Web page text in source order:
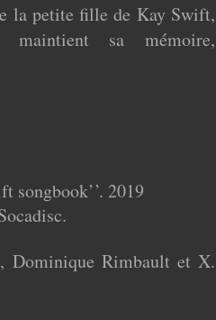
la petite fille de Kay Swift,
sa mémoire,
songbook’’. 2019
Dominique Rimbault et X.